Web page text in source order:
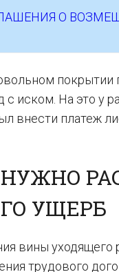
О
покрытии
с иском. На это у
внести платеж
УЩЕРБ
вины уходящего
трудового